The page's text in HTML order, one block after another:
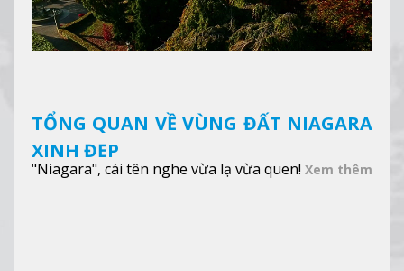
TỔNG QUAN VỀ VÙNG ĐẤT NIAGARA
XINH ĐẸP
"Niagara", cái tên nghe vừa lạ vừa quen! Xem thêm